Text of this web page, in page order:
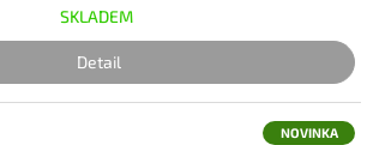
SKLADEM
Detail
NOVINKA